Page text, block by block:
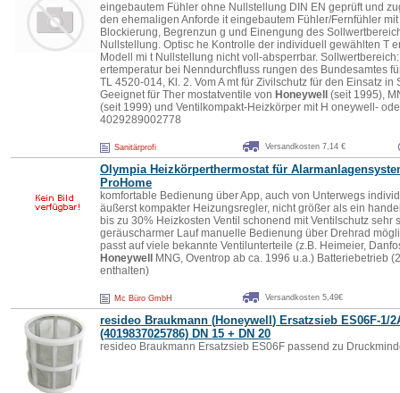
eingebautem Fühler ohne Nullstellung DIN EN geprüft und
den ehemaligen Anforde it eingebautem Fühler/Fernfühler
Blockierung, Begrenzun g und Einengung des
Nullstellung. Optisc he Kontrolle der individuell gewählten T
Modell mi t Nullstellung nicht voll-absperrbar.
ertemperatur bei Nenndurchfluss rungen des Bundesamtes
TL 4520-014, Kl. 2. Vom A mt für Zivilschutz für den Einsatz
Geeignet für Ther mostatventile von Honeywell
(seit 1995),
(seit 1999) und Ventilkompakt-Heizkörper mit H oneywell-
4029289002778
Sanitärprofi Versandkosten 7,14 €
Olympia Heizkörperthermostat für
ProHome
komfortable Bedienung über App, auch von Unterwegs
äußerst kompakter Heizungsregler, nicht größer als ein
bis zu 30% Heizkosten Ventil schonend mit Ventilschutz sehr
geräuscharmer Lauf manuelle Bedienung über Drehrad
passt auf viele bekannte Ventilunterteile (z.B. Heimeier,
Honeywell
MNG, Oventrop ab ca. 1996 u.a.) Batteriebetrieb
enthalten)
Mc Büro GmbH Versandkosten 5,49€
resideo Braukmann (Honeywell ) Ersatzsieb ES06F-1/
(4019837025786) DN 15 + DN 20
resideo Braukmann Ersatzsieb ES06F passend zu